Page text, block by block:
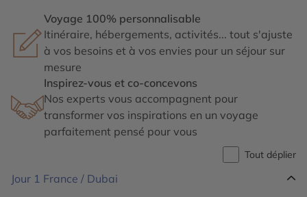
Voyage 100% personnalisable
Itinéraire, hébergements, activités... tout s'ajuste
à vos besoins et à vos envies pour un séjour sur
mesure
Inspirez-vous et co-concevons
Nos experts vous accompagnent pour
transformer vos inspirations en un voyage
parfaitement pensé pour vous
Tout déplier
Jour 1 France / Dubai